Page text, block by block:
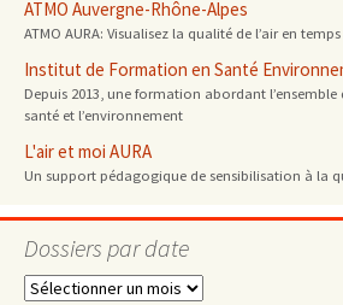
ATMO Auvergne-Rhône-Alpes
ATMO AURA: Visualisez la qualité de l’air en
Institut de Formation en Santé
Depuis 2013, une formation abordant
santé et l’environnement
L'air et moi AURA
Un support pédagogique de sensibilisation à la
Dossiers par date
Dossiers